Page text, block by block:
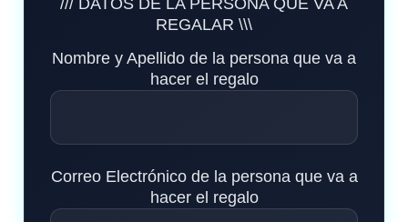
/// DATOS DE LA PERSONA QUE VA A
REGALAR \\\
Nombre y Apellido de la persona que va a
hacer el regalo
Correo Electrónico de la persona que va a
hacer el regalo